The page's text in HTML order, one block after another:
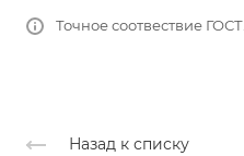
Точное соотвествие ГОСТ.
Назад к списку